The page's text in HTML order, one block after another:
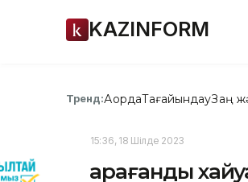
KAZINFORM
Тренд:АқордаТағайындауЗаң
15:36, 18 Шілде 2023
Қарағанды